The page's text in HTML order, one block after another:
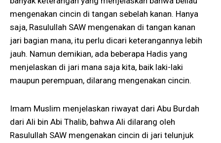
mengenakan cincin di tangan sebelah kanan. Hanya
saja, Rasulullah SAW mengenakan di tangan kanan
jari bagian mana, itu perlu dicari keterangannya lebih
jauh. Namun demikian, ada beberapa Hadis yang
menjelaskan di jari mana saja kita, baik laki-laki
maupun perempuan, dilarang mengenakan cincin.
Imam Muslim menjelaskan riwayat dari Abu Burdah
dari Ali bin Abi Thalib, bahwa Ali dilarang oleh
Rasulullah SAW mengenakan cincin di jari telunjuk